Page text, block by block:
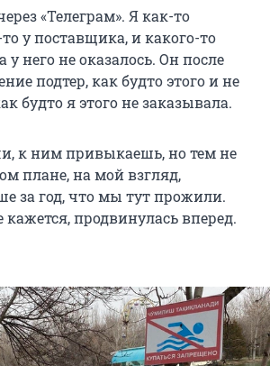
«Телеграм». Я как-то
у поставщика, и какого-то
у него не оказалось. Он после
подтер, как будто этого и не
будто я этого не заказывала.
к ним привыкаешь, но тем не
плане, на мой взгляд,
за год, что мы тут прожили.
кажется, продвинулась вперед.